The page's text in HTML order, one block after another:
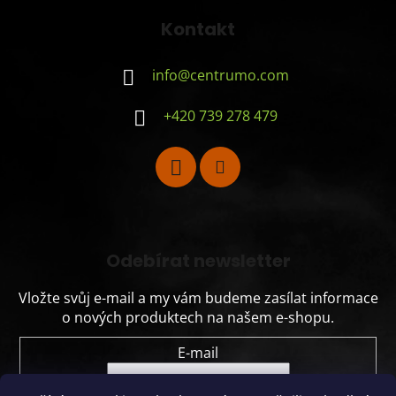
Kontakt
info@centrumo.com
+420 739 278 479
Odebírat newsletter
Vložte svůj e-mail a my vám budeme zasílat informace
o nových produktech na našem e-shopu.
E-mail